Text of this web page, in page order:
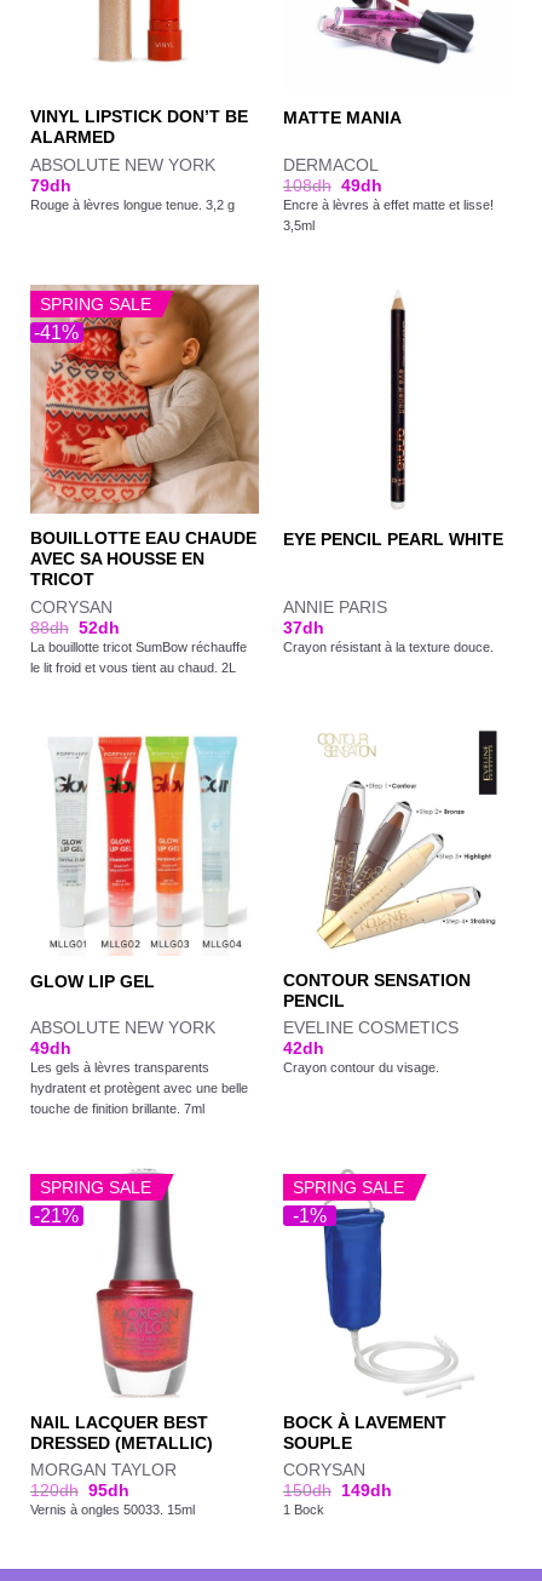
VINYL LIPSTICK DON’T BE
ALARMED
ABSOLUTE NEW YORK
79dh
Rouge à lèvres longue tenue. 3,2 g
MATTE MANIA
DERMACOL
108dh 49dh
Encre à lèvres à effet matte et lisse!
3,5ml
-41%
SPRING SALE
BOUILLOTTE EAU CHAUDE
AVEC SA HOUSSE EN
TRICOT
CORYSAN
88dh 52dh
La bouillotte tricot SumBow réchauffe
le lit froid et vous tient au chaud. 2L
EYE PENCIL PEARL WHITE
ANNIE PARIS
37dh
Crayon résistant à la texture douce.
GLOW LIP GEL
ABSOLUTE NEW YORK
49dh
Les gels à lèvres transparents
hydratent et protègent avec une belle
touche de finition brillante. 7ml
CONTOUR SENSATION
PENCIL
EVELINE COSMETICS
42dh
Crayon contour du visage.
-21%
SPRING SALE
NAIL LACQUER BEST
DRESSED (METALLIC)
MORGAN TAYLOR
120dh 95dh
Vernis à ongles 50033. 15ml
-1%
SPRING SALE
BOCK À LAVEMENT
SOUPLE
CORYSAN
150dh 149dh
1 Bock